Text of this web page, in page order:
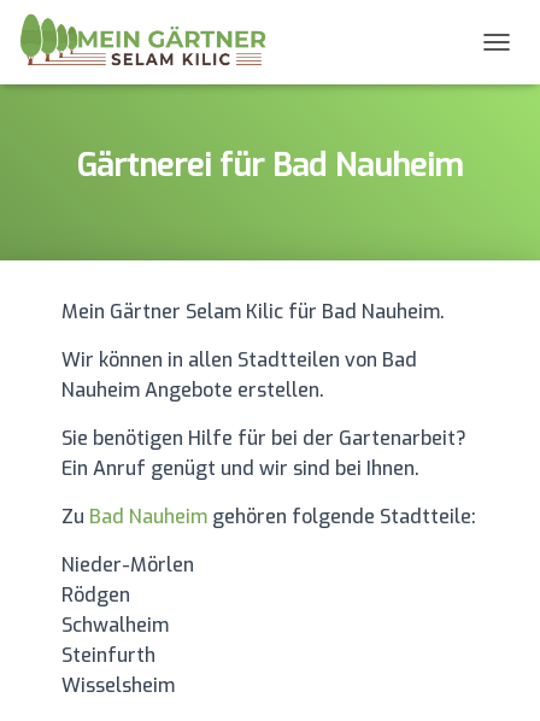
O
I
Gärtnerei für Bad Nauheim
Mein Gärtner Selam Kilic für Bad Nauheim.
Wir können in allen Stadtteilen von Bad
Nauheim Angebote erstellen.
Sie benötigen Hilfe für bei der Gartenarbeit?
Ein Anruf genügt und wir sind bei Ihnen.
Zu Bad Nauheimgehören folgende Stadtteile:
Nieder-Mörlen
Rödgen
Schwalheim
Steinfurth
Wisselsheim